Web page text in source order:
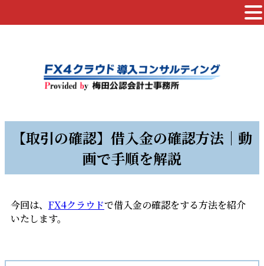
【取引の確認】借入金の確認方法｜動
画で手順を解説
今回は、 FX4クラウドで借入金の確認をする方法を紹介
いたします。